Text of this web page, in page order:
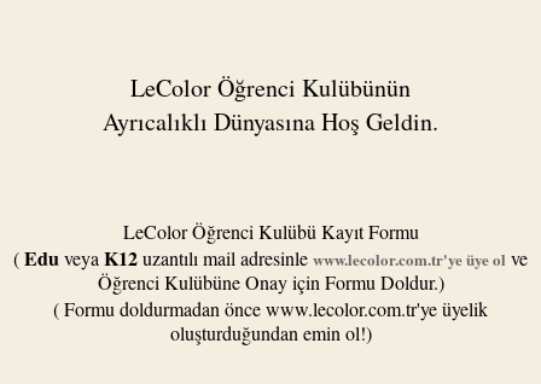
LeColor Öğrenci Kulübünün
Ayrıcalıklı Dünyasına Hoş Geldin.
LeColor Öğrenci Kulübü Kayıt Formu
(Eduveya K12uzantılı mail adresinle www.lecolor.com.tr'ye üye ol ve
Öğrenci Kulübüne Onay için Formu Doldur.)
( Formu doldurmadan önce www.lecolor.com.tr'ye üyelik
oluşturduğundan emin ol!)